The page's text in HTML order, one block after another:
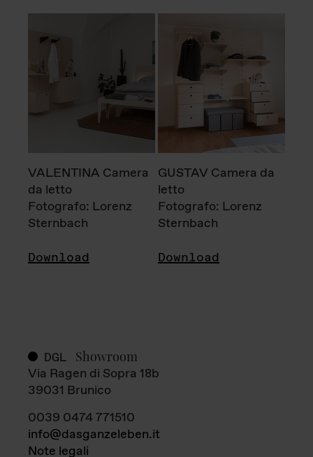
VALENTINA Camera
da letto
Fotografo: Lorenz
Sternbach
Download
GUSTAV Camera da
letto
Fotografo: Lorenz
Sternbach
Download
DGL Showroom
Via Ragen di Sopra 18b
39031 Brunico
0039 0474 771510
info@dasganzeleben.it
Note legali